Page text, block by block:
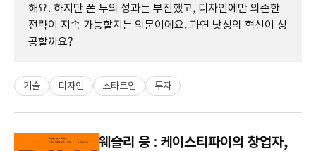
해요. 하지만 폰 투의 성과는 부진했고, 디자인에만 의존한
전략이 지속 가능할지는 의문이에요. 과연 낫싱의 혁신이 성
공할까요?
기술 디자인 스타트업 투자
웨슬리 응 : 케이스티파이의 창업자,